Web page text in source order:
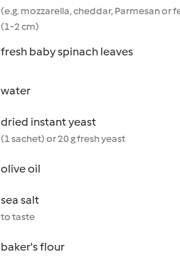
(e.g. mozzarella, cheddar, Parmesan or
(1-2 cm)
fresh baby spinach leaves
water
dried instant yeast
(1 sachet) or 20 g fresh yeast
olive oil
sea salt
to taste
baker's flour